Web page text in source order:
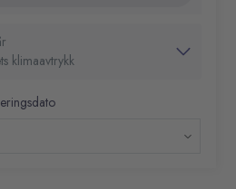
klimaavtrykk